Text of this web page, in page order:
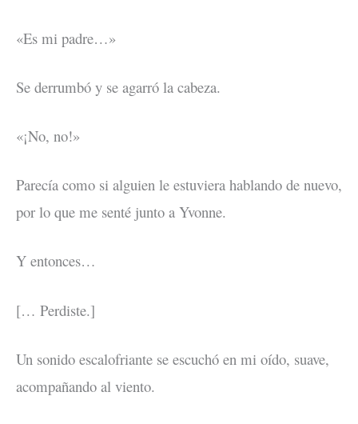
«Es mi padre…»
Se derrumbó y se agarró la cabeza.
«¡No, no!»
Parecía como si alguien le estuviera hablando de nuevo,
por lo que me senté junto a Yvonne.
Y entonces…
[… Perdiste.]
Un sonido escalofriante se escuchó en mi oído, suave,
acompañando al viento.